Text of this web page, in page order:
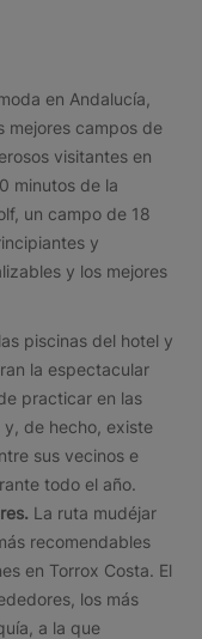
en Andalucía,
mejores campos de
visitantes en
minutos de la
un campo de 18
y
y los mejores
piscinas del hotel y
la espectacular
practicar en las
de hecho, existe
sus vecinos e
todo el año.
La ruta mudéjar
recomendables
en Torrox Costa. El
los más
a la que